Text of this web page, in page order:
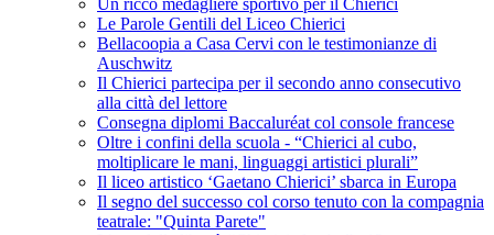
Un ricco medagliere sportivo per il Chierici
Le Parole Gentili del Liceo Chierici
Bellacoopia a Casa Cervi con le testimonianze di
Auschwitz
Il Chierici partecipa per il secondo anno consecutivo
alla città del lettore
Consegna diplomi Baccaluréat col console francese
Oltre i confini della scuola - “Chierici al cubo,
moltiplicare le mani, linguaggi artistici plurali”
Il liceo artistico ‘Gaetano Chierici’ sbarca in Europa
Il segno del successo col corso tenuto con la compagnia
teatrale: "Quinta Parete"